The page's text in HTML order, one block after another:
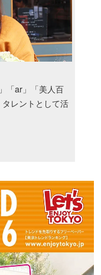
「ar」「美人百
レントとして活